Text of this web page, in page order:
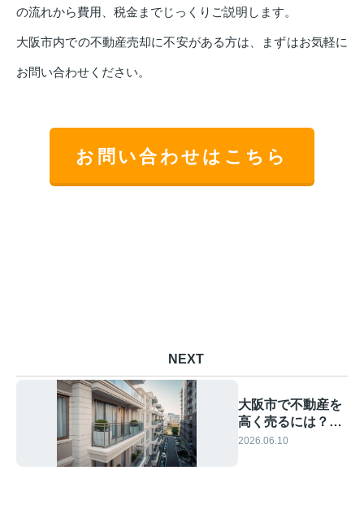
の流れから費用、税金までじっくりご説明します。
大阪市内での不動産売却に不安がある方は、まずはお気軽に
お問い合わせください。
お問い合わせはこちら
NEXT
大阪市で不動産を
高く売るには？売
却査定に強い会社
2026.06.10